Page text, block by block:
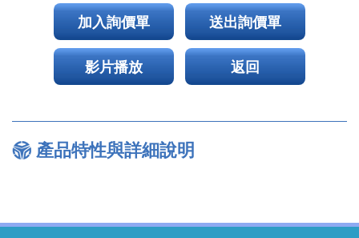
加入詢價單 送出詢價單
影片播放 返回
產品特性與詳細說明